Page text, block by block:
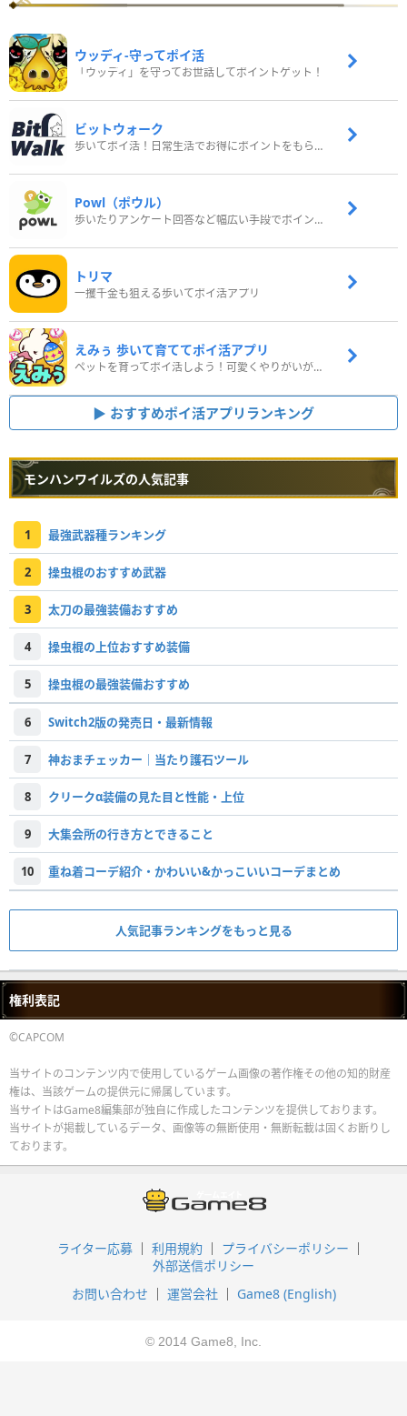
ウッディ‐守ってポイ活
「ウッディ」を守ってお世話してポイントゲット！
ビットウォーク
歩いてポイ活！日常生活でお得にポイントをもらおう
Powl（ポウル）
歩いたりアンケート回答など幅広い手段でポイントをゲット
トリマ
一攫千金も狙える歩いてポイ活アプリ
えみぅ 歩いて育ててポイ活アプリ
ペットを育ってポイ活しよう！可愛くやりがいがある新感覚アプリ
おすすめポイ活アプリランキング
モンハンワイルズの人気記事
1 最強武器種ランキング
2 操虫棍のおすすめ武器
3 太刀の最強装備おすすめ
4 操虫棍の上位おすすめ装備
5 操虫棍の最強装備おすすめ
6 Switch2版の発売日・最新情報
7 神おまチェッカー｜当たり護石ツール
8 クリークα装備の見た目と性能・上位
9 大集会所の行き方とできること
10 重ね着コーデ紹介・かわいい&かっこいいコーデまとめ
人気記事ランキングをもっと見る
権利表記
©CAPCOM
当サイトのコンテンツ内で使用しているゲーム画像の著作権その他の知的財産
権は、当該ゲームの提供元に帰属しています。
当サイトはGame8編集部が独自に作成したコンテンツを提供しております。
当サイトが掲載しているデータ、画像等の無断使用・無断転載は固くお断りし
ております。
ライター応募 利用規約
プライバシーポリシー
外部送信ポリシー
お問い合わせ
運営会社 Game8 (English)
© 2014 Game8, Inc.